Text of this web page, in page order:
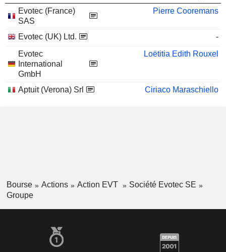
Evotec (France)
SAS
Pierre Cooremans
Evotec (UK) Ltd.
-
Evotec
International
GmbH
Loëtitia Edith Rouxel
Aptuit (Verona) Srl Ciriaco Maraschiello
Bourse Actions Action EVT
Société Evotec SE
Groupe